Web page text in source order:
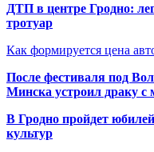
ДТП в центре Гродно:
тротуар
Как формируется цена
После фестиваля под
Минска устроил драку с
В Гродно пройдет
культур